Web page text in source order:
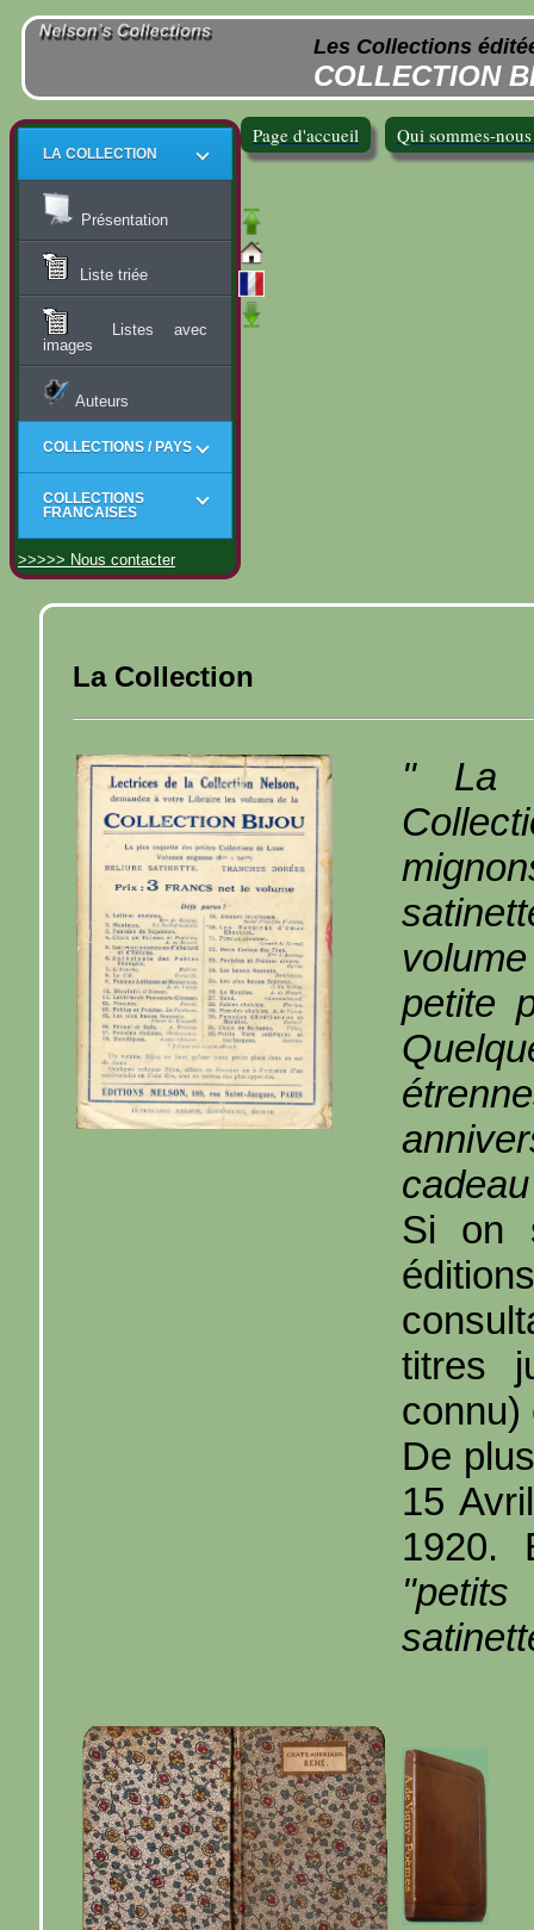
Les Collections
COLLECTION
LA COLLECTION
Présentation
Liste triée
Listes avec
images
Auteurs
COLLECTIONS / PAYS
COLLECTIONS
FRANCAISES
>>>>> Nous contacter
La Collection
" La
petite
Si on
titres
connu)
De
15
1920.
Page d'accueil Qui sommes-